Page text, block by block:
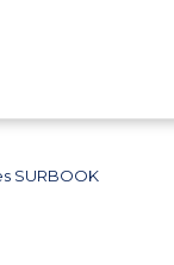
SURBOOK